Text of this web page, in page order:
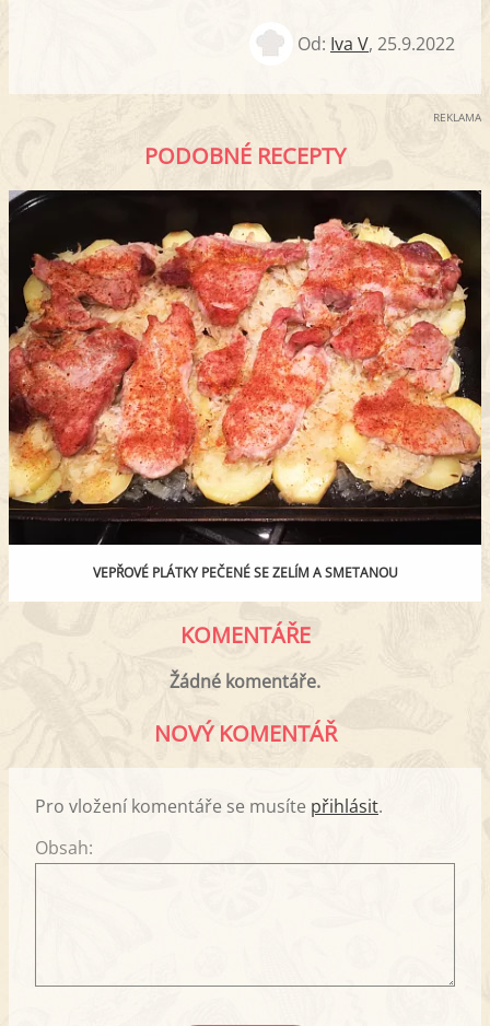
Od: Iva V, 25.9.2022
REKLAMA
PODOBNÉ RECEPTY
VEPŘOVÉ PLÁTKY PEČENÉ SE ZELÍM A SMETANOU
KOMENTÁŘE
Žádné komentáře.
NOVÝ KOMENTÁŘ
Pro vložení komentáře se musíte přihlásit.
Obsah: